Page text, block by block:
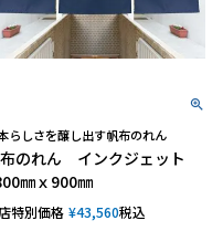
らしさを醸し出す帆布のれん
のれん インクジェット
㎜ｘ900㎜
特別価格 ¥43,560税込